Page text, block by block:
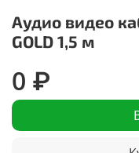
Аудио видео
GOLD 1,5 м
0 ₽